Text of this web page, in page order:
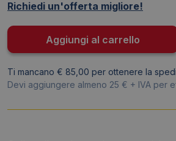
regolabile
in
altezza
argento
100138880
quantità
Richiedi un'offerta migliore!
Aggiungi al carrello
Ti mancano € 85,00 per ottenere la
Devi aggiungere almeno 25 € + IVA per